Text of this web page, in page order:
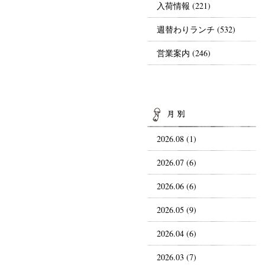
入荷情報 (221)
週替わりランチ (532)
営業案内 (246)
2026.08 (1)
2026.07 (6)
2026.06 (6)
2026.05 (9)
2026.04 (6)
2026.03 (7)